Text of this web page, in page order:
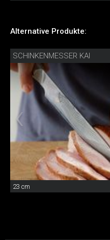
Alternative Produkte:
SCHINKENMESSER KAI
23 cm